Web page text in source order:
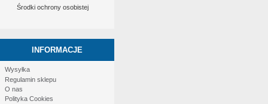
Środki ochrony osobistej
INFORMACJE
Wysyłka
Regulamin sklepu
O nas
Polityka Cookies